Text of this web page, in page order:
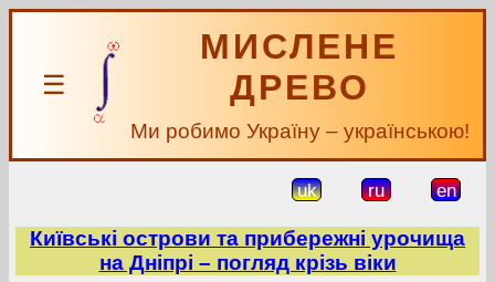
☰
МИСЛЕНЕ
ДРЕВО
Ми робимо Україну – українською!
uk ru en
Київські острови та прибережні урочища
на Дніпрі – погляд крізь віки